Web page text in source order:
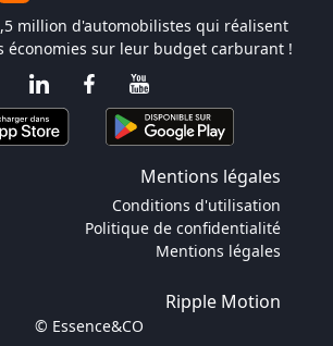
million d'automobilistes qui réalisent
économies sur leur budget carburant !
Mentions légales
Conditions d'utilisation
Politique de confidentialité
Mentions légales
Ripple Motion
© Essence&CO